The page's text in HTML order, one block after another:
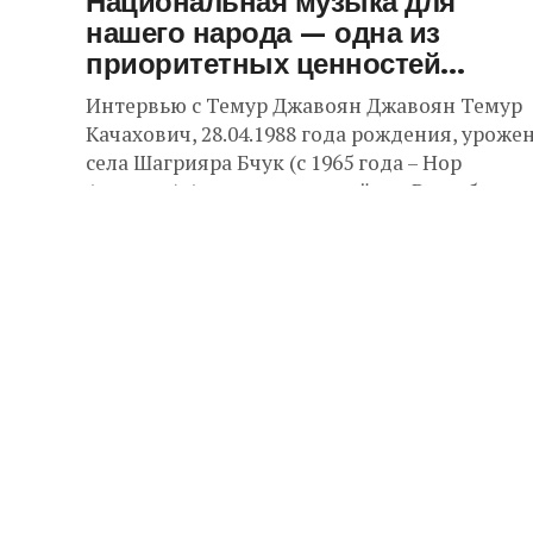
нашего народа — одна из
приоритетных ценностей…
Интервью с Темур Джавоян Джавоян Темур
Качахович, 28.04.1988 года рождения,
села Шагрияра Бчук (с 1965 года – Нор
Артагерс) Армавирского района Республики